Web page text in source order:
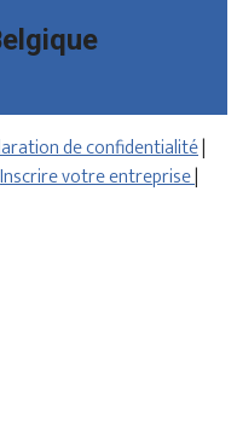
de confidentialité|
Inscrire votre entreprise|